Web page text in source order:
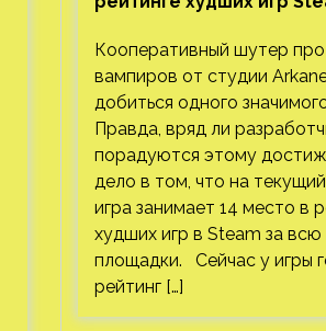
Кооперативный шутер
вампиров от студии
добиться одного
Правда, вряд ли
порадуются этому
дело в том, что на
игра занимает 14 место в
худших игр в Steam за
площадки. Сейчас у игры
рейтинг […]